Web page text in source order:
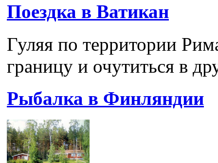
Поездка в Ватикан
Гуляя по территории
границу и очутиться в
Рыбалка в Финляндии